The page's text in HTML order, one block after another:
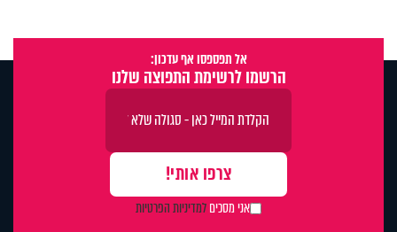
אל תפספסו אף עדכון:
הרשמו לרשימת התפוצה שלנו
אני מסכיםלמדיניות הפרטיות